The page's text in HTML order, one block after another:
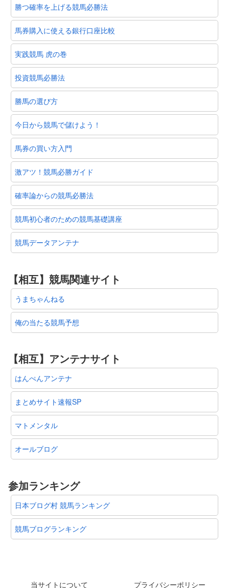
勝つ確率を上げる競馬必勝法
馬券購入に使える銀行口座比較
実践競馬 虎の巻
投資競馬必勝法
勝馬の選び方
今日から競馬で儲けよう！
馬券の買い方入門
激アツ！競馬必勝ガイド
確率論からの競馬必勝法
競馬初心者のための競馬基礎講座
競馬データアンテナ
【相互】競馬関連サイト
うまちゃんねる
俺の当たる競馬予想
【相互】アンテナサイト
はんぺんアンテナ
まとめサイト速報SP
マトメンタル
オールブログ
参加ランキング
日本ブログ村 競馬ランキング
競馬ブログランキング
当サイトについて プライバシーポリシー